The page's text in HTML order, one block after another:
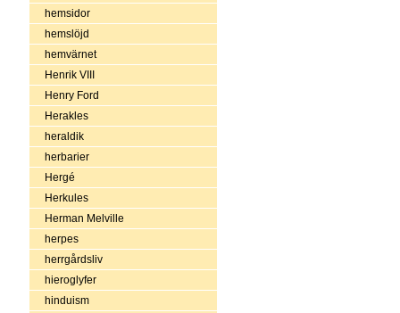
hemsidor
hemslöjd
hemvärnet
Henrik VIII
Henry Ford
Herakles
heraldik
herbarier
Hergé
Herkules
Herman Melville
herpes
herrgårdsliv
hieroglyfer
hinduism